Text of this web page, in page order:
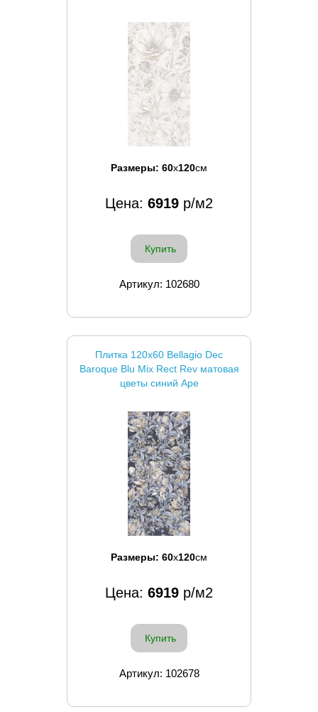
Размеры: 60x120см
Цена: 6919 р/м2
Купить
Артикул: 102680
Плитка 120x60 Bellagio Dec
Baroque Blu Mix Rect Rev матовая
цветы синий Ape
Размеры: 60x120см
Цена: 6919 р/м2
Купить
Артикул: 102678